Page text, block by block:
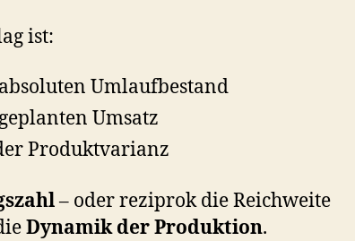
ist:
Umlaufbestand
Umsatz
Produktvarianz
– oder reziprok die Reichweite
Dynamik der Produktion.